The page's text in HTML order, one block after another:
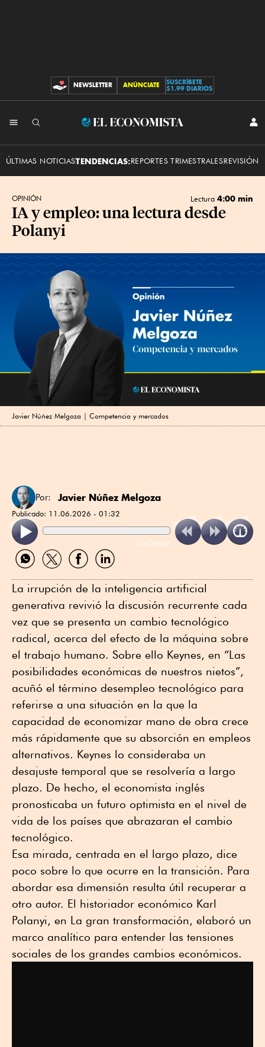
CONTRIBUCIONES
NEWSLETTER ANÚNCIATE
SUSCRÍBETE
$1.99 DIARIOS
El
ÚLTIMAS NOTICIASTENDENCIAS:REPORTES TRIMESTRALESREVISIÓN
OPINIÓN Lectura 4:00 min
IA y empleo: una lectura desde
Polanyi
Javier Núñez Melgoza | Competencia y mercados
Por: Javier Núñez Melgoza
Publicado: 11.06.2026 - 01:32
ReadSpeaker
Compartir
por
Compartir
por
Compartir
por
Compartir
por
La irrupción de la inteligencia artificial
generativa revivió la discusión recurrente cada
vez que se presenta un cambio tecnológico
radical, acerca del efecto de la máquina sobre
el trabajo humano. Sobre ello Keynes, en “Las
posibilidades económicas de nuestros nietos”,
acuñó el término desempleo tecnológico para
referirse a una situación en la que la
capacidad de economizar mano de obra crece
más rápidamente que su absorción en empleos
alternativos. Keynes lo consideraba un
desajuste temporal que se resolvería a largo
plazo. De hecho, el economista inglés
pronosticaba un futuro optimista en el nivel de
vida de los países que abrazaran el cambio
tecnológico.
Esa mirada, centrada en el largo plazo, dice
poco sobre lo que ocurre en la transición. Para
abordar esa dimensión resulta útil recuperar a
otro autor. El historiador económico Karl
Polanyi, en La gran transformación, elaboró un
marco analítico para entender las tensiones
sociales de los grandes cambios económicos.